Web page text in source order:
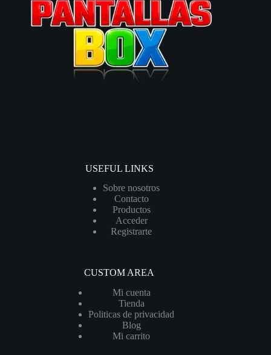
USEFUL LINKS
Sobre nosotros
Contacto
Productos
Acceder
Registrarte
CUSTOM AREA
Mi cuenta
Tienda
Politicas de privacidad
Blog
Mi carrito